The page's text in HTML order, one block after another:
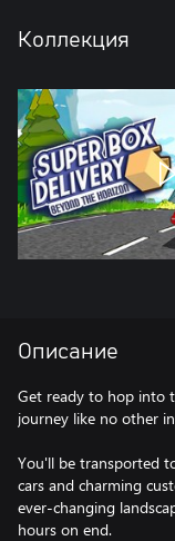
Коллекция
Описание
Get ready to hop into
journey like no other
You'll be transported
cars and charming
ever-changing
hours on end.